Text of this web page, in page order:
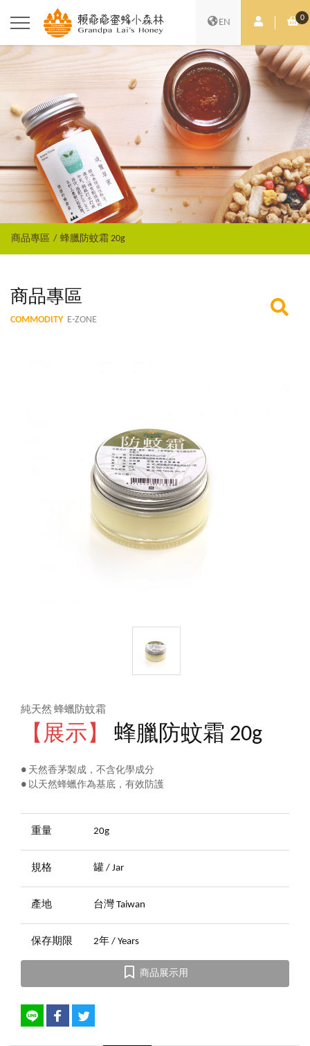
EN 會員中心0
購
商品專區 蜂臘防蚊霜 20g
商品專區
COMMODITY E-ZONE
純天然 蜂蠟防蚊霜
【展示】 蜂臘防蚊霜 20g
● 天然香茅製成，不含化學成分
● 以天然蜂蠟作為基底，有效防護
重量 20g
規格 罐 / Jar
產地 台灣 Taiwan
保存期限 2年 / Years
商品展示用